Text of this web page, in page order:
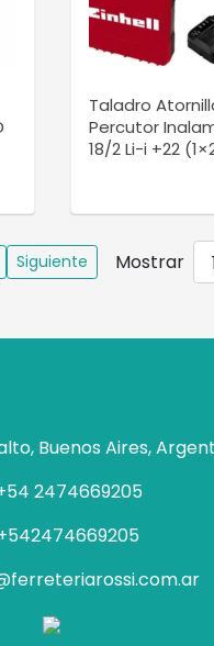
Taladro
Percutor
18/2 Li-i +22
VER
Siguiente Mostrar
Buenos Aires,
2474669205